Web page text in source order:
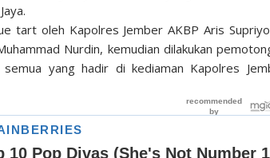
tart oleh Kapolres Jember AKBP Aris
Nurdin, kemudian dilakukan
yang hadir di kediaman Kapolres